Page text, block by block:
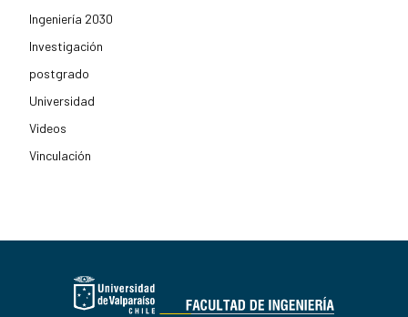
Ingeniería 2030
Investigación
postgrado
Universidad
Videos
Vinculación